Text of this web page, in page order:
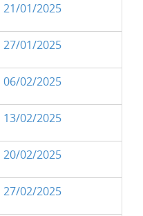
21/01/2025
27/01/2025
06/02/2025
13/02/2025
20/02/2025
27/02/2025